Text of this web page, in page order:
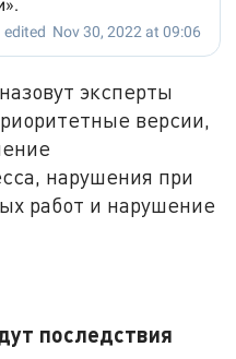
эксперты
версии,
нарушения при
работ и нарушение
последствия